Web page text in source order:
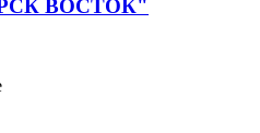
ВОСТОК"